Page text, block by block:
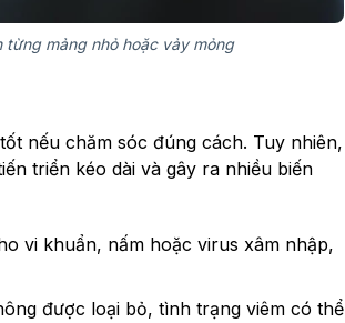
mảng nhỏ hoặc vảy mỏng
nếu chăm sóc đúng cách. Tuy nhiên,
triển kéo dài và gây ra nhiều biến
vi khuẩn, nấm hoặc virus xâm nhập,
được loại bỏ, tình trạng viêm có thể